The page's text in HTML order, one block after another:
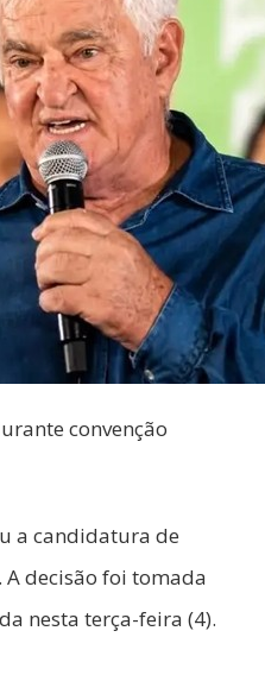
convenção
a candidatura de
A decisão foi tomada
nesta terça-feira (4).